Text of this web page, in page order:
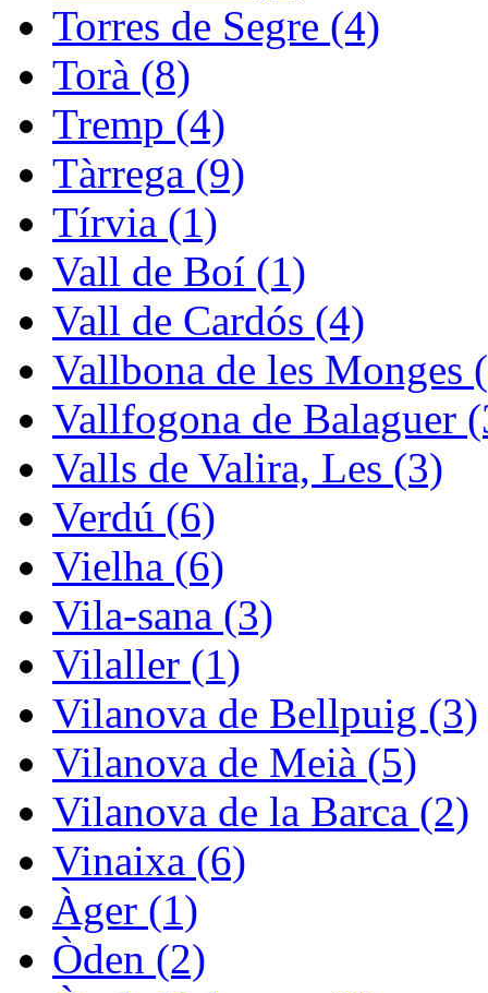
Torres de Segre (4)
Torà (8)
Tremp (4)
Tàrrega (9)
Tírvia (1)
Vall de Boí (1)
Vall de Cardós (4)
Vallbona de les Monges
Vallfogona de Balaguer
Valls de Valira, Les (3)
Verdú (6)
Vielha (6)
Vila-sana (3)
Vilaller (1)
Vilanova de Bellpuig (3)
Vilanova de Meià (5)
Vilanova de la Barca (2)
Vinaixa (6)
Àger (1)
Òden (2)